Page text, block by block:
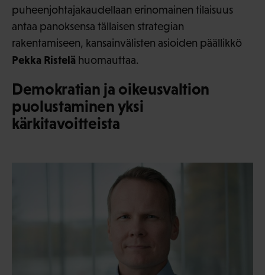
puheenjohtajakaudellaan erinomainen tilaisuus
antaa panoksensa tällaisen strategian
rakentamiseen, kansainvälisten asioiden päällikkö
Pekka Ristelä huomauttaa.
Demokratian ja oikeusvaltion
puolustaminen yksi
kärkitavoitteista